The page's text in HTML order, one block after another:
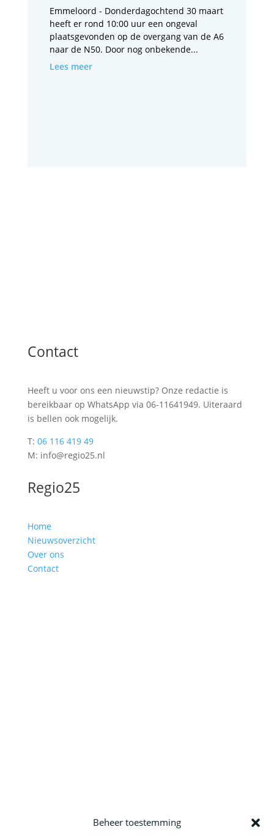
Beheer toestemming
Emmeloord - Donderdagochtend 30 maart
heeft er rond 10:00 uur een ongeval
plaatsgevonden op de overgang van de A6
naar de N50. Door nog onbekende...
Lees meer
Contact
Heeft u voor ons een nieuwstip? Onze redactie is
bereikbaar op WhatsApp via 06-11641949. Uiteraard
is bellen ook mogelijk.
T: 06 116 419 49
M: info@regio25.nl
Regio25
Home
Nieuwsoverzicht
Over ons
Contact